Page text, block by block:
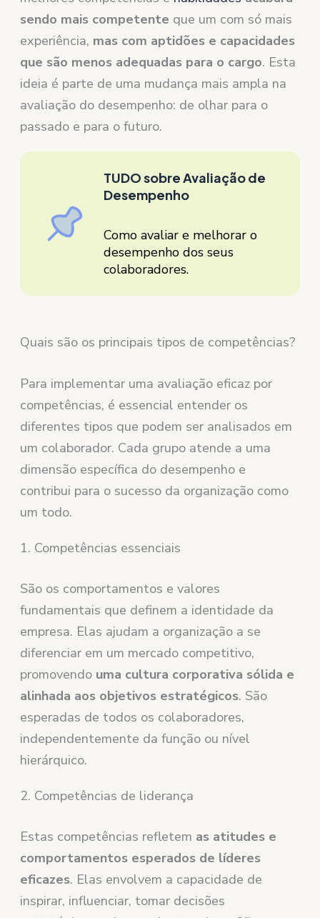
sendo mais competente que um com só mais
experiência, mas com aptidões e capacidades
que são menos adequadas para o cargo. Esta
ideia é parte de uma mudança mais ampla na
avaliação do desempenho: de olhar para o
passado e para o futuro.
TUDO sobre Avaliação de
Desempenho
Como avaliar e melhorar o
desempenho dos seus
colaboradores.
Quais são os principais tipos de competências?
Para implementar uma avaliação eficaz por
competências, é essencial entender os
diferentes tipos que podem ser analisados em
um colaborador. Cada grupo atende a uma
dimensão específica do desempenho e
contribui para o sucesso da organização como
um todo.
1. Competências essenciais
São os comportamentos e valores
fundamentais que definem a identidade da
empresa. Elas ajudam a organização a se
diferenciar em um mercado competitivo,
promovendo uma cultura corporativa sólida e
alinhada aos objetivos estratégicos. São
esperadas de todos os colaboradores,
independentemente da função ou nível
hierárquico.
2. Competências de liderança
Estas competências refletem as atitudes e
comportamentos esperados de líderes
eficazes. Elas envolvem a capacidade de
inspirar, influenciar, tomar decisões